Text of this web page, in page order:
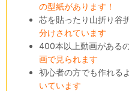
の型紙があります！
芯を貼ったり山折り谷
分けされています
400本以上動画がある
画で見られます
初心者の方でも作れる
いています